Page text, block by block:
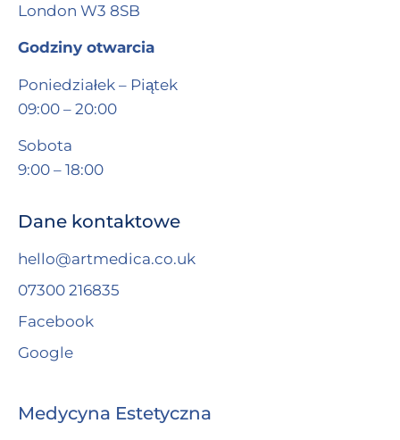
London W3 8SB
Godziny otwarcia
Poniedziałek – Piątek
09:00 – 20:00
Sobota
9:00 – 18:00
Dane kontaktowe
hello@artmedica.co.uk
07300 216835
Facebook
Google
Medycyna Estetyczna